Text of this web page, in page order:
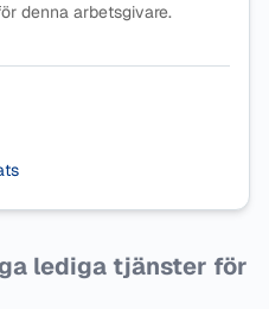
denna arbetsgivare.
lediga tjänster för